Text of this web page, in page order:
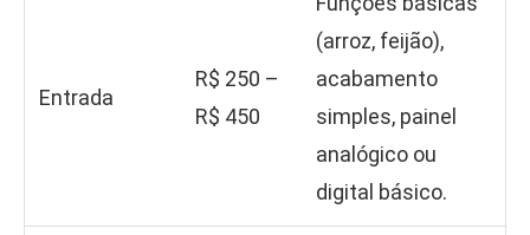
Entrada
R$ 250 –
R$ 450
(arroz, feijão),
acabamento
simples, painel
analógico ou
digital básico.